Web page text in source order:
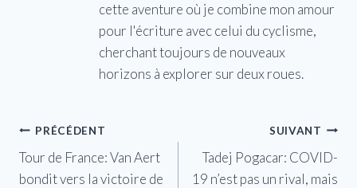
cette aventure où je combine mon amour
pour l'écriture avec celui du cyclisme,
cherchant toujours de nouveaux
horizons à explorer sur deux roues.
Navigation
de
PRÉCÉDENT
Tour de France: Van Aert
bondit vers la victoire de
SUIVANT
Tadej Pogacar: COVID-
19 n’est pas un rival, mais